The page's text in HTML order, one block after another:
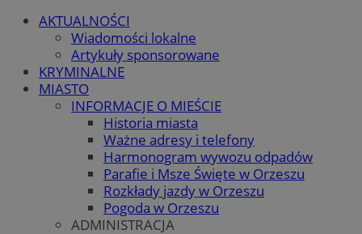
AKTUALNOŚCI
Wiadomości lokalne
Artykuły sponsorowane
KRYMINALNE
MIASTO
INFORMACJE O MIEŚCIE
Historia miasta
Ważne adresy i telefony
Harmonogram wywozu odpadów
Parafie i Msze Święte w Orzeszu
Rozkłady jazdy w Orzeszu
Pogoda w Orzeszu
ADMINISTRACJA